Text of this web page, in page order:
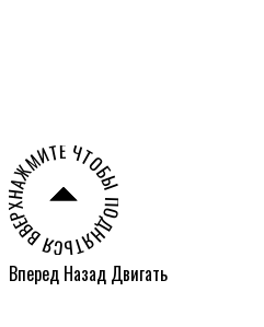
НАЖМИТЕ ЧТОБЫ ПОДНЯТЬСЯ ВВЕРХ СТРАНИЦЫ ○
Вперед Назад Двигать